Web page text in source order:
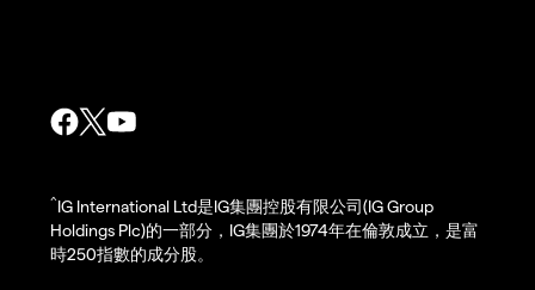
^IG International Ltd是IG集團控股有限公司(IG Group
Holdings Plc)的一部分，IG集團於1974年在倫敦成立，是富
時250指數的成分股。